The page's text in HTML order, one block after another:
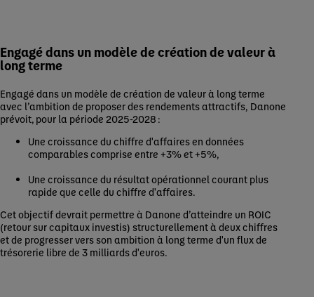
Engagé dans un modèle de création de valeur à
long terme
Engagé dans un modèle de création de valeur à long terme
avec l’ambition de proposer des rendements attractifs, Danone
prévoit, pour la période 2025-2028 :
Une croissance du chiffre d'affaires en données
comparables comprise entre +3% et +5%,
Une croissance du résultat opérationnel courant plus
rapide que celle du chiffre d'affaires.
Cet objectif devrait permettre à Danone d’atteindre un ROIC
(retour sur capitaux investis) structurellement à deux chiffres
et de progresser vers son ambition à long terme d'un flux de
trésorerie libre de 3 milliards d'euros.